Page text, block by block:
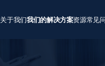
关于我们我们的解决方案资源常见